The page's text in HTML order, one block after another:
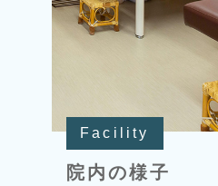
Facility
院内の様子